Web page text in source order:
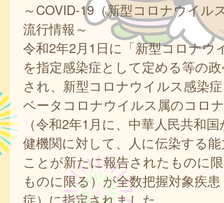
～COVID-19（新型コロナウイル
流行情報～
令和2年2月1日に「新型コロナウ
を指定感染症として定める等の
され、新型コロナウイルス感染
ベータコロナウイルス属のコロ
（令和2年1月に、中華人民共和
健機関に対して、人に伝染する
ことが新たに報告されたものに
ものに限る）が全数把握対象疾